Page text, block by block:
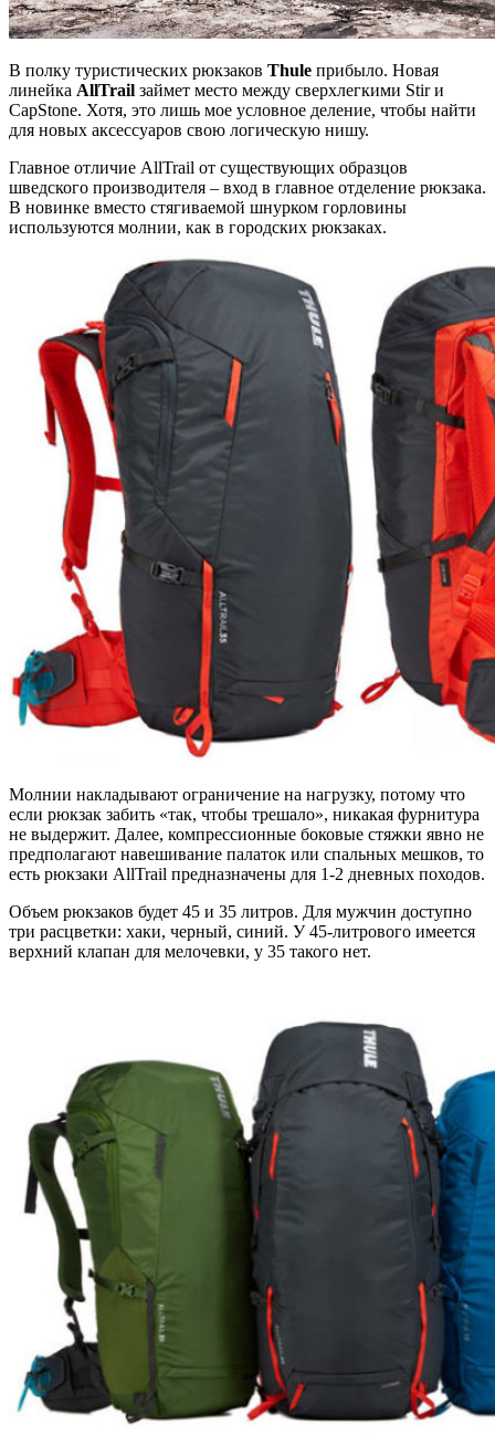
В полку туристических рюкзаков Thule прибыло. Новая
линейка AllTrail займет место между сверхлегкими Stir и
CapStone. Хотя, это лишь мое условное деление, чтобы найти
для новых аксессуаров свою логическую нишу.
Главное отличие AllTrail от существующих образцов
шведского производителя – вход в главное отделение рюкзака.
В новинке вместо стягиваемой шнурком горловины
используются молнии, как в городских рюкзаках.
Молнии накладывают ограничение на нагрузку, потому что
если рюкзак забить «так, чтобы трешало», никакая фурнитура
не выдержит. Далее, компрессионные боковые стяжки явно не
предполагают навешивание палаток или спальных мешков, то
есть рюкзаки AllTrail предназначены для 1-2 дневных походов.
Объем рюкзаков будет 45 и 35 литров. Для мужчин доступно
три расцветки: хаки, черный, синий. У 45-литрового имеется
верхний клапан для мелочевки, у 35 такого нет.